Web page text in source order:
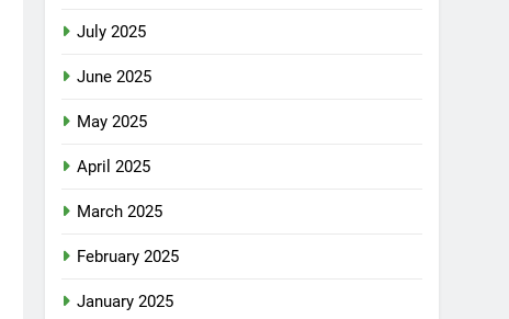
July 2025
June 2025
May 2025
April 2025
March 2025
February 2025
January 2025